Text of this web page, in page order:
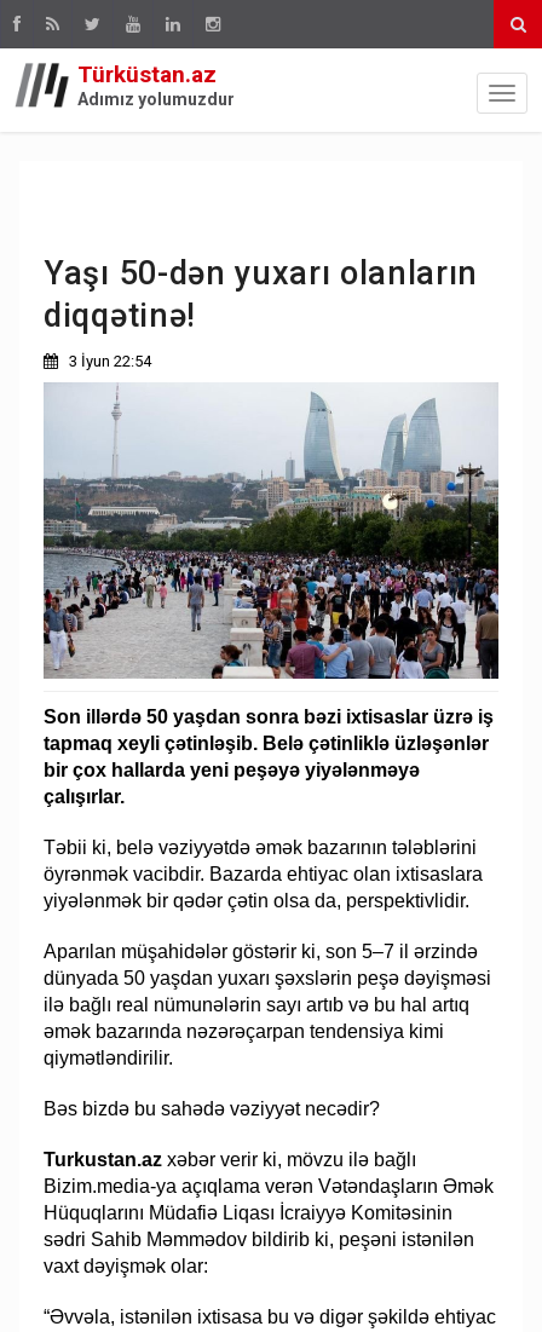
Türküstan.az
Adımız yolumuzdur
Yaşı 50-dən yuxarı olanların
diqqətinə!
3 İyun 22:54
Son illərdə 50 yaşdan sonra bəzi ixtisaslar üzrə iş
tapmaq xeyli çətinləşib. Belə çətinliklə üzləşənlər
bir çox hallarda yeni peşəyə yiyələnməyə
çalışırlar.
Təbii ki, belə vəziyyətdə əmək bazarının tələblərini
öyrənmək vacibdir. Bazarda ehtiyac olan ixtisaslara
yiyələnmək bir qədər çətin olsa da, perspektivlidir.
Aparılan müşahidələr göstərir ki, son 5–7 il ərzində
dünyada 50 yaşdan yuxarı şəxslərin peşə dəyişməsi
ilə bağlı real nümunələrin sayı artıb və bu hal artıq
əmək bazarında nəzərəçarpan tendensiya kimi
qiymətləndirilir.
Bəs bizdə bu sahədə vəziyyət necədir?
Turkustan.azxəbər verir ki, mövzu ilə bağlı
Bizim.media-ya açıqlama verən Vətəndaşların Əmək
Hüquqlarını Müdafiə Liqası İcraiyyə Komitəsinin
sədri Sahib Məmmədov bildirib ki, peşəni istənilən
vaxt dəyişmək olar:
“Əvvəla, istənilən ixtisasa bu və digər şəkildə ehtiyac